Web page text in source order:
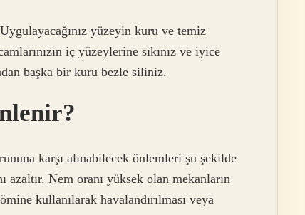
yüzeyin kuru ve temiz
iç yüzeylerine sıkınız ve iyice
başka bir kuru bezle siliniz.
karşı alınabilecek önlemleri şu şekilde
azaltır. Nem oranı yüksek olan mekanların
kullanılarak havalandırılması veya